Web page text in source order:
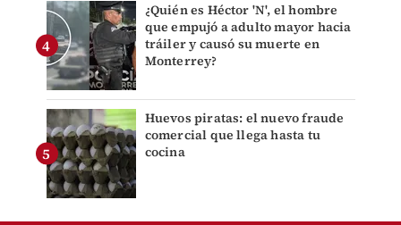
¿Quién es Héctor 'N', el hombre
que empujó a adulto mayor hacia
tráiler y causó su muerte en
Monterrey?
Huevos piratas: el nuevo fraude
comercial que llega hasta tu
cocina